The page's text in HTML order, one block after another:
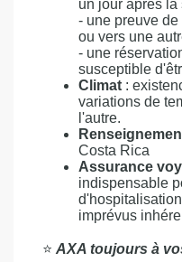
un jour après la
- une preuve
ou vers une
- une
susceptible
Climat :
variations de
l'autre.
Costa Rica
Assurance
indispensable
imprévus
⭐ AXA toujours à